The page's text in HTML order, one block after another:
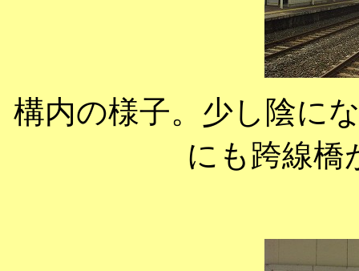
構内の様子。少し陰に
にも跨線橋